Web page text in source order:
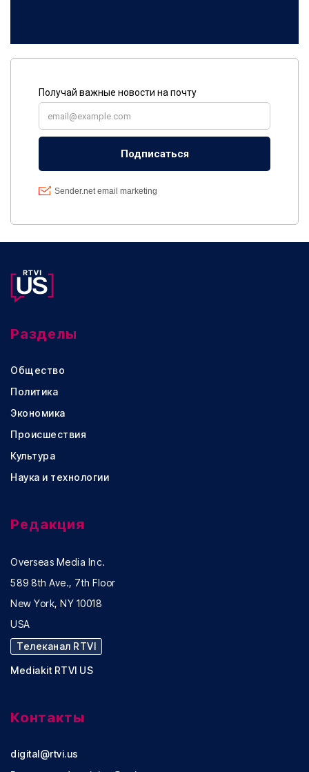
Разделы
Общество
Политика
Экономика
Происшествия
Культура
Наука и технологии
Редакция
Overseas Media Inc.
589 8th Ave., 7th Floor
New York, NY 10018
USA
Телеканал RTVI
Mediakit RTVI US
Контакты
digital@rtvi.us